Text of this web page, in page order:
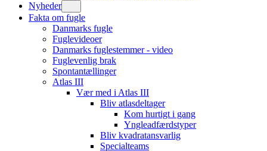
Nyheder
Fakta om fugle
Danmarks fugle
Fuglevideoer
Danmarks fuglestemmer - video
Fuglevenlig brak
Spontantællinger
Atlas III
Vær med i Atlas III
Bliv atlasdeltager
Kom hurtigt i gang
Yngleadfærdstyper
Bliv kvadratansvarlig
Specialteams